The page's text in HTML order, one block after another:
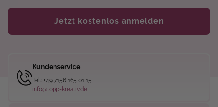
Jetzt kostenlos anmelden
Kundenservice
Tel.: +49 7156 165 01 15
info@topp-kreativ.de